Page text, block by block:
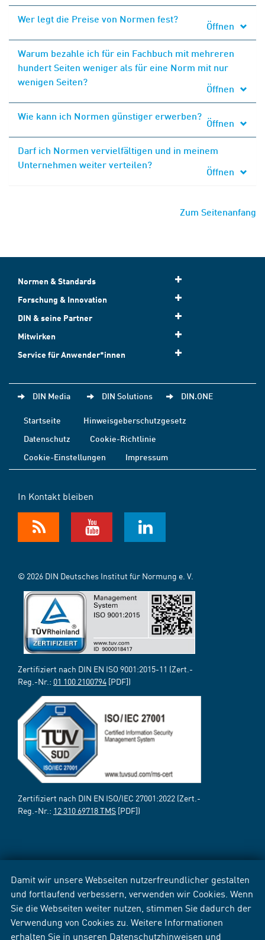
Damit wir unsere Webseiten nutzerfreundlicher gestalten
und fortlaufend verbessern, verwenden wir Cookies. Wenn
Sie die Webseiten weiter nutzen, stimmen Sie dadurch der
Verwendung von Cookies zu. Weitere Informationen
erhalten Sie in unseren Datenschutzhinweisen und
Wer legt die Preise von Normen fest?
Öffnen
Warum bezahle ich für ein Fachbuch mit mehreren
hundert Seiten weniger als für eine Norm mit nur
wenigen Seiten?
Öffnen
Wie kann ich Normen günstiger erwerben?
Öffnen
Darf ich Normen vervielfältigen und in meinem
Unternehmen weiter verteilen?
Öffnen
Zum Seitenanfang
Normen & Standards
Forschung & Innovation
DIN & seine Partner
Mitwirken
Service für Anwender*innen
DIN Media DIN Solutions DIN.ONE
Startseite
Hinweisgeberschutzgesetz
Datenschutz
Cookie-Richtlinie
Cookie-Einstellungen
Impressum
In Kontakt bleiben
© 2026 DIN Deutsches Institut für Normung e. V.
Zertifiziert nach DIN EN ISO 9001:2015-11 (Zert.-
Reg.-Nr.: 01 100 2100794 [PDF])
Zertifiziert nach DIN EN ISO/IEC 27001:2022 (Zert.-
Reg.-Nr.: 12 310 69718 TMS [PDF])